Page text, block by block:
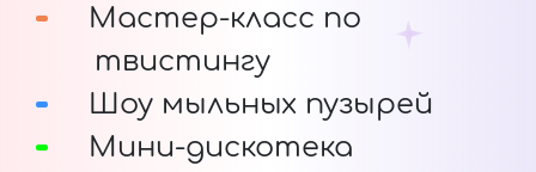
Мастер-класс по
твистингу
Шоу мыльных пузырей
Мини-дискотека